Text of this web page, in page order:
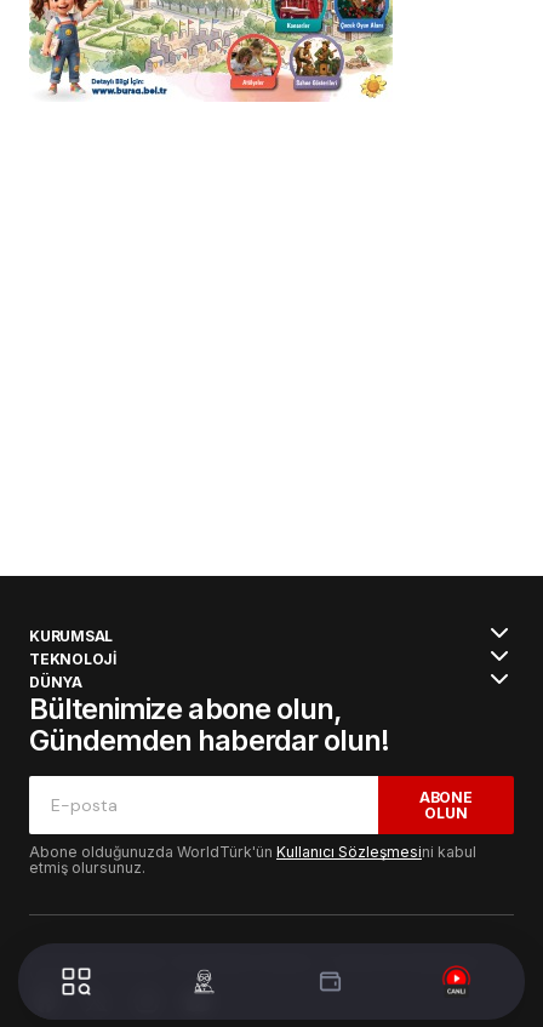
KURUMSAL
TEKNOLOJİ
DÜNYA
Bültenimize abone olun,
Gündemden haberdar olun!
ABONE
OLUN
Abone olduğunuzda WorldTürk'ün Kullanıcı Sözleşmesini kabul
etmiş olursunuz.
© 2024 WorldTurk. Tüm Hakları Saklıdır. - Tasarım & Geliştirme :
Volion's